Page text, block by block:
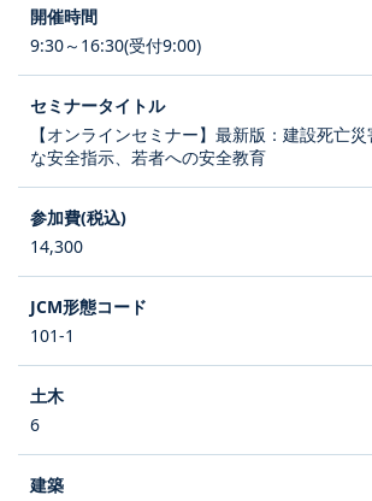
9:30～16:30(受付9:00)
【オンラインセミナー】最新版：建設死亡
な安全指示、若者への安全教育
14,300
101-1
6